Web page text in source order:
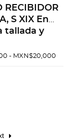
RECIBIDOR
S XIX En
tallada y
y luna
con hojas
- MXN$20,000